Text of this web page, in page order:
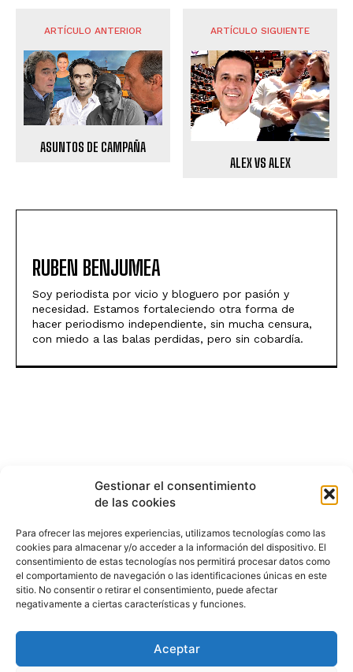
Gestionar el consentimiento
de las cookies
Para ofrecer las mejores experiencias, utilizamos tecnologías como las
cookies para almacenar y/o acceder a la información del dispositivo. El
consentimiento de estas tecnologías nos permitirá procesar datos como
el comportamiento de navegación o las identificaciones únicas en este
sitio. No consentir o retirar el consentimiento, puede afectar
negativamente a ciertas características y funciones.
Aceptar
ARTÍCULO ANTERIOR
ASUNTOS DE CAMPAÑA
ARTÍCULO SIGUIENTE
ALEX VS ALEX
RUBEN BENJUMEA
Soy periodista por vicio y bloguero por pasión y
necesidad. Estamos fortaleciendo otra forma de
hacer periodismo independiente, sin mucha censura,
con miedo a las balas perdidas, pero sin cobardía.
HISTORIA PODCAST